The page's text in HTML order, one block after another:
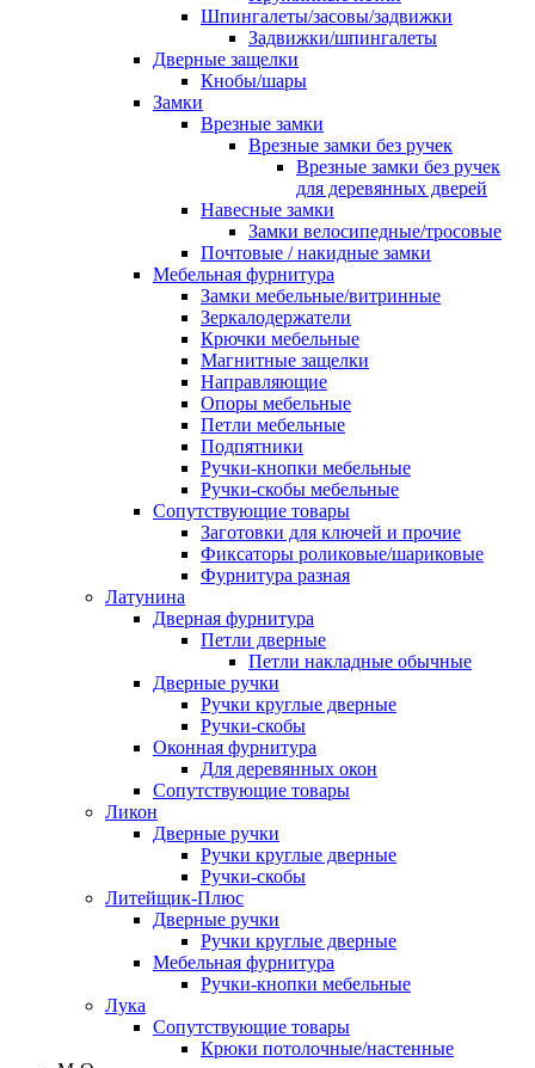
Шпингалеты/засовы/задвижки
Задвижки/шпингалеты
Дверные защелки
Кнобы/шары
Замки
Врезные замки
Врезные замки без ручек
Врезные замки без ручек
для деревянных дверей
Навесные замки
Замки велосипедные/тросовые
Почтовые / накидные замки
Мебельная фурнитура
Замки мебельные/витринные
Зеркалодержатели
Крючки мебельные
Магнитные защелки
Направляющие
Опоры мебельные
Петли мебельные
Подпятники
Ручки-кнопки мебельные
Ручки-скобы мебельные
Сопутствующие товары
Заготовки для ключей и прочие
Фиксаторы роликовые/шариковые
Фурнитура разная
Латунина
Дверная фурнитура
Петли дверные
Петли накладные обычные
Дверные ручки
Ручки круглые дверные
Ручки-скобы
Оконная фурнитура
Для деревянных окон
Сопутствующие товары
Ликон
Дверные ручки
Ручки круглые дверные
Ручки-скобы
Литейщик-Плюс
Дверные ручки
Ручки круглые дверные
Мебельная фурнитура
Ручки-кнопки мебельные
Лука
Сопутствующие товары
Крюки потолочные/настенные